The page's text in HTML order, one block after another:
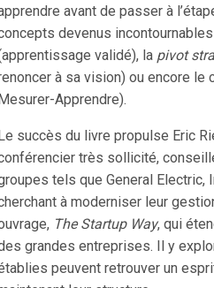
avant de passer à
devenus
validé), la pivot
à sa vision) ou encore le
Apprendre).
succès du livre propulse Eric
très sollicité,
tels que General
à moderniser leur
The Startup Way, qui
grandes entreprises. Il y
peuvent retrouver un